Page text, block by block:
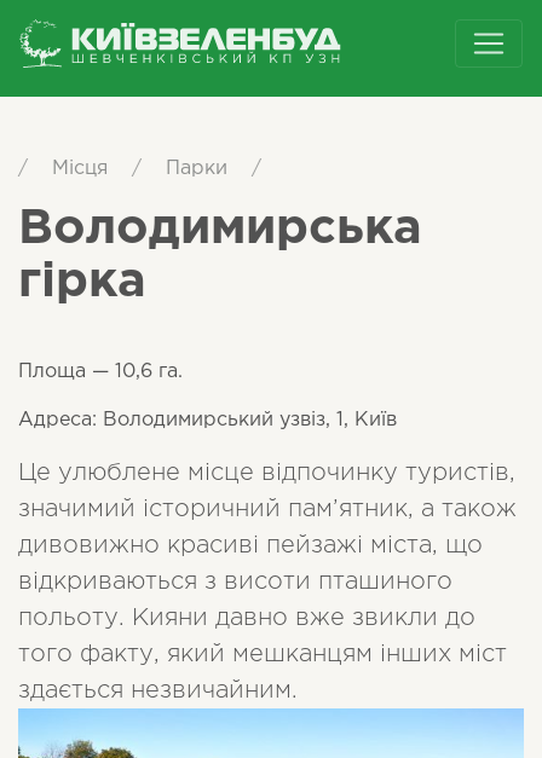
/ Місця / Парки /
Володимирська
гірка
Площа — 10,6 га.
Адреса: Володимирський узвіз, 1, Київ
Це улюблене місце відпочинку туристів,
значимий історичний пам’ятник, а також
дивовижно красиві пейзажі міста, що
відкриваються з висоти пташиного
польоту. Кияни давно вже звикли до
того факту, який мешканцям інших міст
здається незвичайним.